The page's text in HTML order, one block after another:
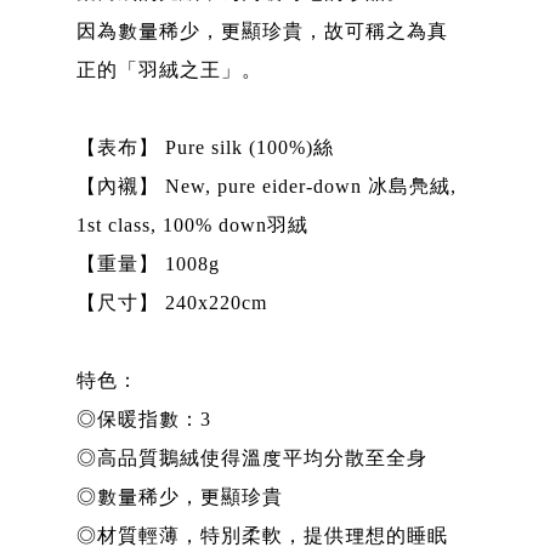
因為數量稀少，更顯珍貴，故可稱之為真
正的「羽絨之王」。
【表布】 Pure silk (100%)絲
【內襯】 New, pure eider-down 冰島鳧絨,
1st class, 100% down羽絨
【重量】 1008g
【尺寸】 240x220cm
特色：
◎保暖指數：3
◎高品質鵝絨使得溫度平均分散至全身
◎數量稀少，更顯珍貴
◎材質輕薄，特別柔軟，提供理想的睡眠